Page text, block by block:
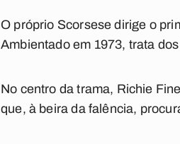
O próprio Scorsese dirige o
Ambientado em 1973, trata
No centro da trama, Richie
que, à beira da falência,